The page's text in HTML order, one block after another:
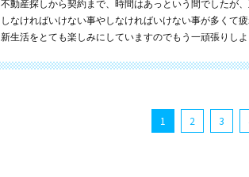
不動産探しから契約まで、時間はあっという間でしたが
しなければいけない事やしなければいけない事が多くて
新生活をとても楽しみにしていますのでもう一頑張りし
1 2 3